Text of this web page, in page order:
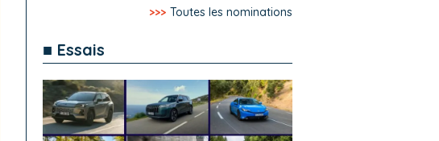
>>> Toutes les nominations
■ Essais